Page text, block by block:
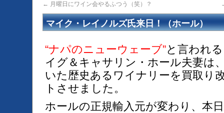
← 月曜日にワイン会やるふつう（笑）？
マイク・レイノルズ氏来日！（ホール）
“ナパのニューウェーブ”と言われ
イグ＆キャサリン・ホール夫妻は
いた歴史あるワイナリーを買取り
トさせました。
ホールの正規輸入元が変わり、本